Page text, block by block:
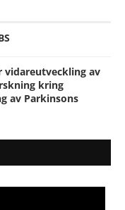
vidareutveckling av
kring
av Parkinsons